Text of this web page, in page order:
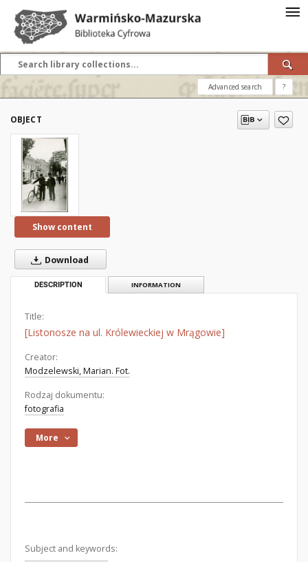
Advanced search ?
OBJECT
Show content
Download
DESCRIPTION INFORMATION
Title:
[Listonosze na ul. Królewieckiej w Mrągowie]
Creator:
Modzelewski, Marian. Fot.
Rodzaj dokumentu:
fotografia
More
Subject and keywords: